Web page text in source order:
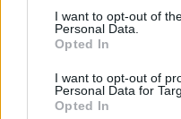
consent section.
I want to opt-out of
Personal Data.
Opted In
I want to opt-out of
Personal Data for
Opted In
BlinkFestivalen 2026: i